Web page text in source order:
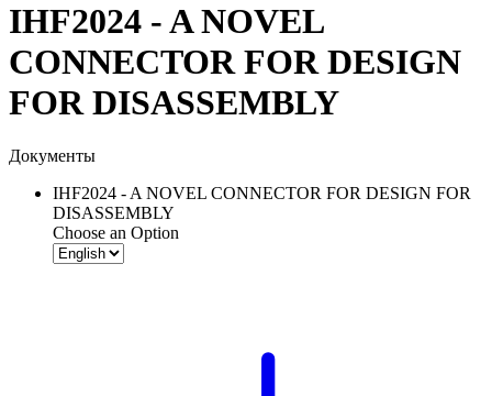
IHF2024 - A NOVEL
CONNECTOR FOR DESIGN
FOR DISASSEMBLY
Документы
IHF2024 - A NOVEL CONNECTOR FOR DESIGN FOR
DISASSEMBLY
Choose an Option